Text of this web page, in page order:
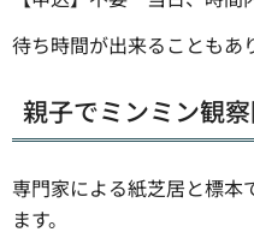
待ち時間が出来ることもあ
親子でミンミン観
専門家による紙芝居と標本
ます。